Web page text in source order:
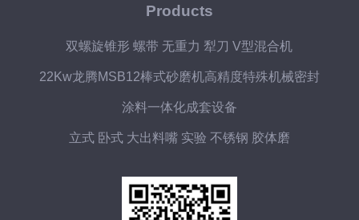
Products
双螺旋锥形 螺带 无重力 犁刀 V型混合机
22Kw龙腾MSB12棒式砂磨机高精度特殊机械密封
涂料一体化成套设备
立式 卧式 大出料嘴 实验 不锈钢 胶体磨